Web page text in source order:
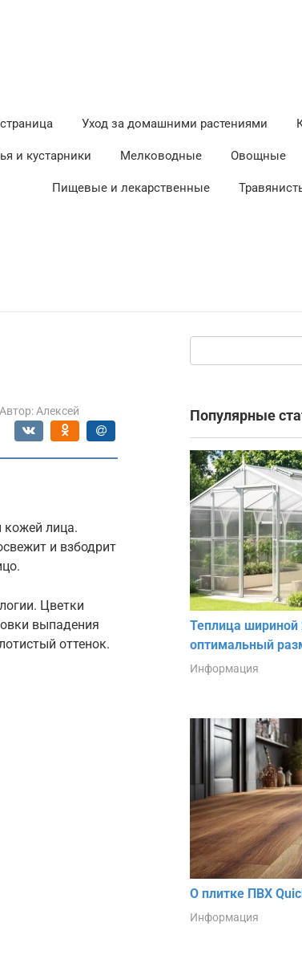
Уход за домашними растениями
и кустарники Мелководные Овощные
Пищевые и лекарственные
Автор: Алексей
кожей лица.
и взбодрит
Цветки
выпадения
оттенок.
Популярные
Теплица шириной
оптимальный
Информация
О плитке ПВХ
Информация